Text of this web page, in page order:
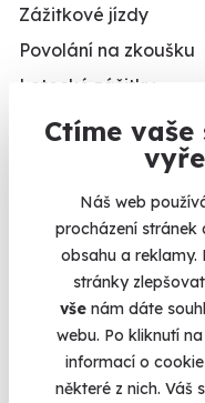
Ctíme
Náš web
procházení stránek
obsahu a reklamy.
stránky
vše nám dáte
webu. Po kliknutí
informací o
některé z nich. Váš
Zážitkové jízdy
Povolání na zkoušku
Letecké zážitky
Masáže a relaxace
Gurmánské zážitky
Sportovní zážitky
Zážitkové pobyty
Vojenské zážitky
Zážitky se zvířaty
Únikové hry
Zážitky ve virtuální